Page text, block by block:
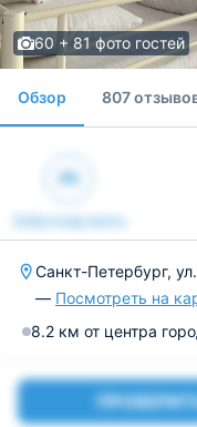
60 + 81 фото гостей
Обзор 807
Забронировать
Санкт-Петербург,
— Посмотреть на
8.2 км от центра